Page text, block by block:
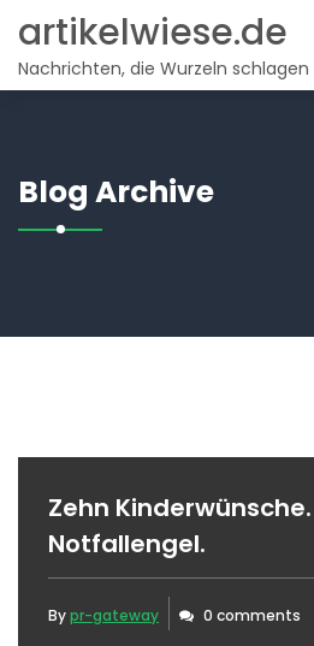
content
artikelwiese.de
Nachrichten, die Wurzeln schlagen
Blog Archive
Zehn
Notfallengel.
Bypr-gateway 0 comments